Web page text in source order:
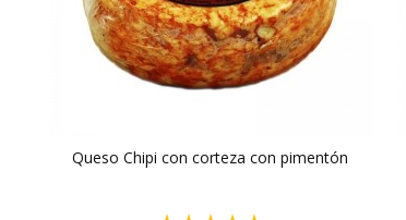
Queso Chipi con corteza con pimentón